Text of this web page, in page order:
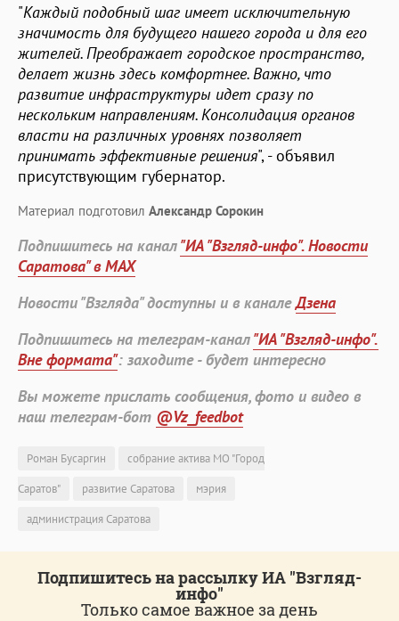
"Каждый подобный шаг имеет исключительную
значимость для будущего нашего города и для его
жителей. Преображает городское пространство,
делает жизнь здесь комфортнее. Важно, что
развитие инфраструктуры идет сразу по
нескольким направлениям. Консолидация органов
власти на различных уровнях позволяет
принимать эффективные решения", - объявил
присутствующим губернатор.
Материал подготовил Александр Сорокин
Подпишитесь на канал"ИА "Взгляд-инфо". Новости
Саратова" в MAX
Новости "Взгляда" доступны и в каналеДзена
Подпишитесь на телеграм-канал"ИА "Взгляд-инфо".
Вне формата": заходите - будет интересно
Вы можете прислать сообщения, фото и видео в
наш телеграм-бот @Vz_feedbot
Роман Бусаргин
собрание актива МО "Город
Саратов"
развитие Саратова
мэрия
администрация Саратова
Подпишитесь на рассылку ИА "Взгляд-
инфо"
Только самое важное за день